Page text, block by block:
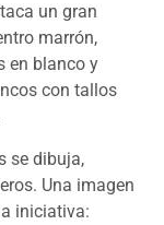
un gran
marrón,
en blanco y
con tallos
se dibuja,
Una imagen
iniciativa: